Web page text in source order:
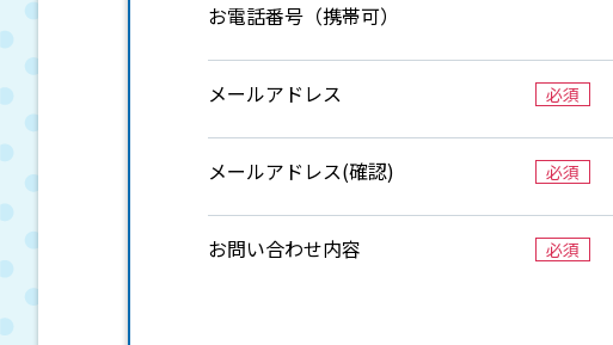
お電話番号（携帯可）
メールアドレス 必須
メールアドレス(確認) 必須
お問い合わせ内容 必須